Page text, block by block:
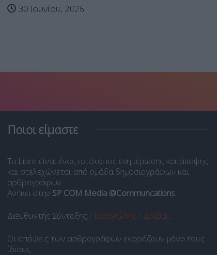
30 Ιουνίου, 2026
Ποιοι είμαστε
Το Libre είναι ένας ιστότοπος ενημέρωσης και άποψης
και στελεχώνεται από ομάδα δημοσιογράφων και
αρθρογράφων.
Ανήκει στην SP COM Media @Communcations.
Διευθυντής Σύνταξης: Παναγιώτης Ι. Δρίβας.
Οι απόψεις των αρθρογράφων εκφράζουν μόνο τους
ίδιους.